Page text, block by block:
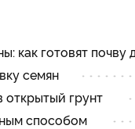
как готовят почву
семян
открытый грунт
способом